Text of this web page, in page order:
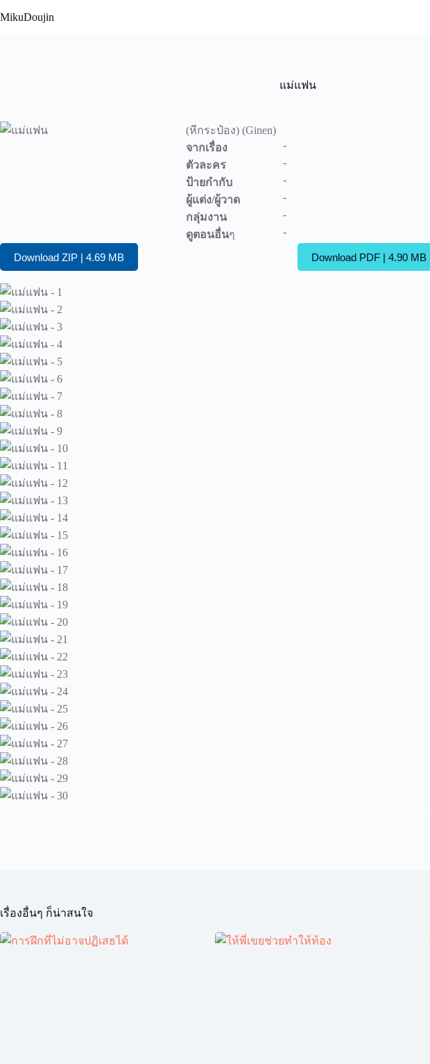
to
MikuDoujin
แม่แฟน
(หีกระป๋อง) (Ginen)
จากเรื่อง
-
ตัวละคร
-
ป้ายกำกับ
-
ผู้แต่ง/ผู้วาด
-
กลุ่มงาน
-
ดูตอนอื่นๆ -
Download ZIP | 4.69 MB Download PDF | 4.90 MB
เรื่องอื่นๆ ก็น่าสนใจ